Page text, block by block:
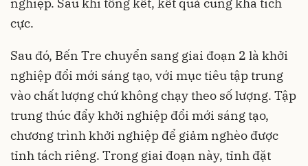
nghiệp. Sau khi tổng kết, kết quả cũng khá tích
cực.
Sau đó, Bến Tre chuyển sang giai đoạn 2 là khởi
nghiệp đổi mới sáng tạo, với mục tiêu tập trung
vào chất lượng chứ không chạy theo số lượng. Tập
trung thúc đẩy khởi nghiệp đổi mới sáng tạo,
chương trình khởi nghiệp để giảm nghèo được
tỉnh tách riêng. Trong giai đoạn này, tỉnh đặt